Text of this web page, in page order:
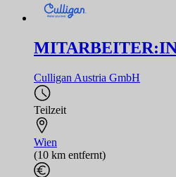
Culligan Austria GmbH
Teilzeit
Wien
(10 km entfernt)